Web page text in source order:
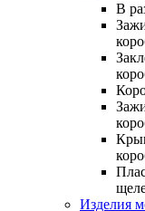
В
Изделия